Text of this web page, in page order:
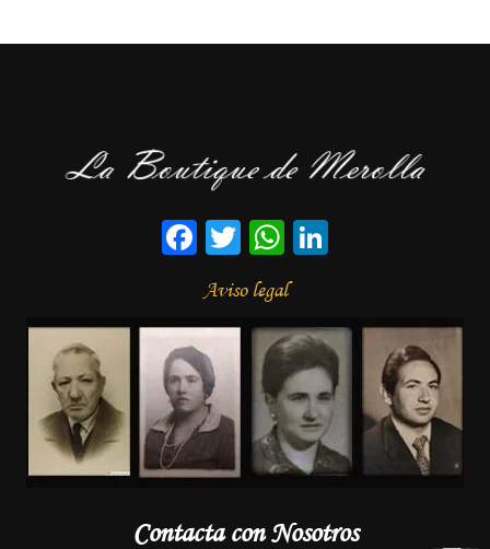
Facebook
TwitterWhatsApp
Aviso legal
Contacta con Nosotros